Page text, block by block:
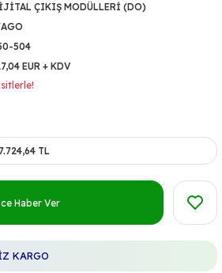
ÇIKIŞ MODÜLLERİ (DO)
504
EUR + KDV
7.724,64 TL
Haber Ver
KARGO